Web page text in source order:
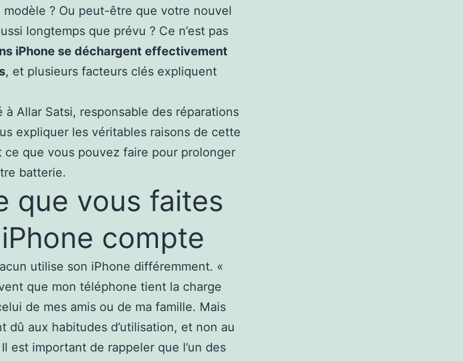
? Ou peut-être que votre nouvel
longtemps que prévu ? Ce n’est pas
iPhone se déchargent effectivement
, et plusieurs facteurs clés expliquent
à Allar Satsi, responsable des réparations
expliquer les véritables raisons de cette
ce que vous pouvez faire pour prolonger
batterie.
que vous faites
compte
utilise son iPhone différemment. «
que mon téléphone tient la charge
de mes amis ou de ma famille. Mais
dû aux habitudes d’utilisation, et non au
est important de rappeler que l’un des